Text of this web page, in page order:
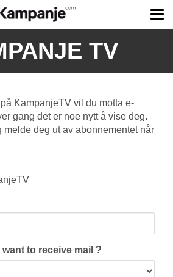
TV
KampanjeTV vil du motta e-
gang det er noe nytt å vise deg.
melde deg ut av abonnementet når
to receive mail ?